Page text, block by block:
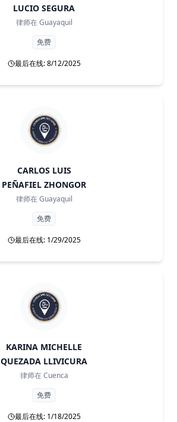
LUCIO SEGURA
律师在 Guayaquil
免费
最后在线: 8/12/2025
CARLOS LUIS
PEÑAFIEL ZHONGOR
律师在 Guayaquil
免费
最后在线: 1/29/2025
KARINA MICHELLE
QUEZADA LLIVICURA
律师在 Cuenca
免费
最后在线: 1/18/2025